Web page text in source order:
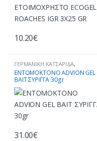
10.20€
ΓΕΡΜΑΝΙΚΗ ΚΑΤΣΑΡΙΔΑ,
ΕΝΤΟΜΟΚΤΟΝΑ ΣΕ ΜΟΡΦΗ ΤΖΕΛ
ΚΑΤΑΠΟΛΕΜΗΣΗ ΕΝΤΟΜΩΝ,
ΚΑΤΣΑΡΙΔΕΣ,ΠΡΟΪΟΝΤΑ ΑΝΑ
ΕΙΔΟΣ ΕΝΤΟΜΟΥ
ΕΝΤΟΜΟΚΤΟΝΟ ADVION GEL
BAIT ΣΥΡΙΓΓΑ 30gr
31.00€